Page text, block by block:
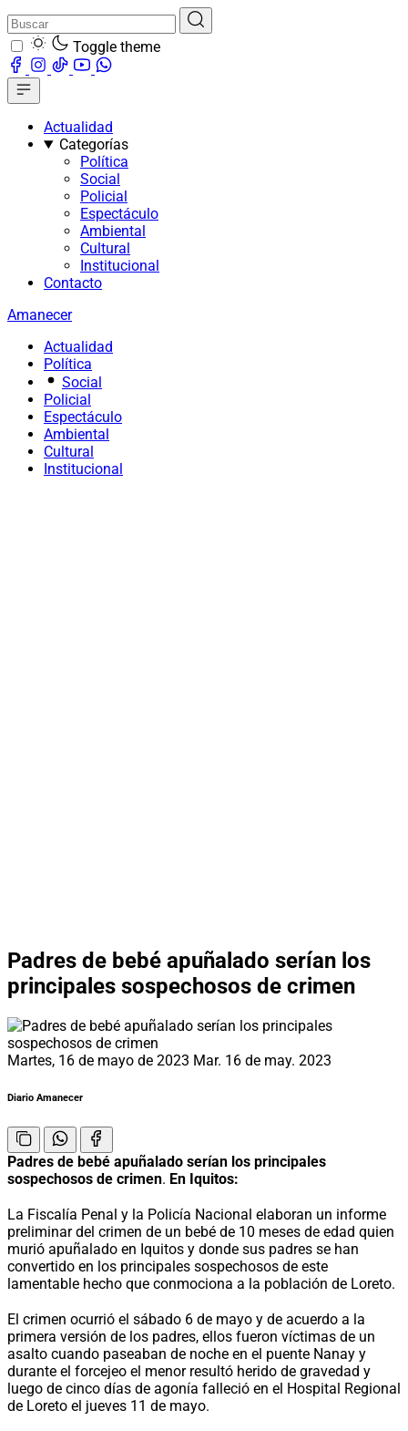
Toggle theme
Actualidad
Categorías
Política
Social
Policial
Espectáculo
Ambiental
Cultural
Institucional
Contacto
Amanecer
Actualidad
Política
Social
Policial
Espectáculo
Ambiental
Cultural
Institucional
Padres de bebé apuñalado serían los
principales sospechosos de crimen
Martes, 16 de mayo de 2023 Mar. 16 de may. 2023
Diario Amanecer
Padres de bebé apuñalado serían los principales
sospechosos de crimen. En Iquitos:
La Fiscalía Penal y la Policía Nacional elaboran un informe
preliminar del crimen de un bebé de 10 meses de edad quien
murió apuñalado en Iquitos y donde sus padres se han
convertido en los principales sospechosos de este
lamentable hecho que conmociona a la población de Loreto.
El crimen ocurrió el sábado 6 de mayo y de acuerdo a la
primera versión de los padres, ellos fueron víctimas de un
asalto cuando paseaban de noche en el puente Nanay y
durante el forcejeo el menor resultó herido de gravedad y
luego de cinco días de agonía falleció en el Hospital Regional
de Loreto el jueves 11 de mayo.